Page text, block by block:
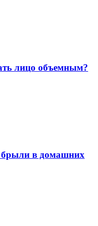
лицо объемным?
брыли в домашних